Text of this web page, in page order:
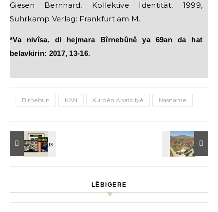
Giesen Bernhard, Kollektive Identität, 1999,
Suhrkamp Verlag: Frankfurt am M.
*Va nivîsa, di hejmara Bîrnebûnê ya 69an da hat
belavkirin: 2017, 13-16.
Birnebun KAN Kurdên Anatoliyê Nasname
LÊBIGERE